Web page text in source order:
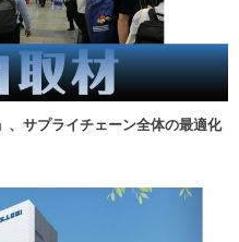
、サプライチェーン全体の最適化